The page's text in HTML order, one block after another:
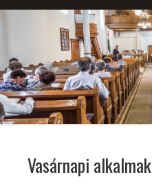
Vasárnapi alkalmak